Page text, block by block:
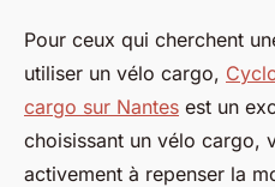
Pour ceux qui cherchent
utiliser un vélo cargo,
cargo sur Nantes est un
choisissant un vélo cargo,
activement à repenser la